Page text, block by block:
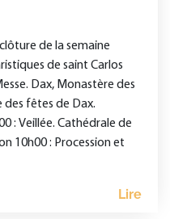
de la semaine
de saint Carlos
Dax, Monastère des
des fêtes de Dax.
: Veillée. Cathédrale de
10h00 : Procession et
Lire